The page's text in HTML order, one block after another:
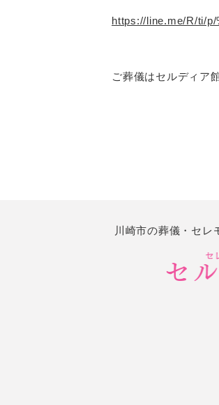
https://line.me/R/ti/p/
ご葬儀はセルディア
川崎市の葬儀・セレ